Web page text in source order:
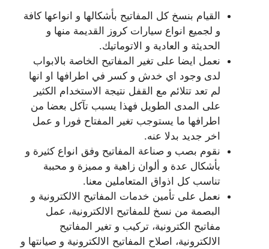
القيام بنسخ كل المفاتيح بأشكالها و انواعها كافة
و لجميع انواع سيارات كروز القديمة منها و
الحديثة و العادية و الاتوماتيك.
نعمل ايضا على تغير المفاتيح الخاصة بالابواب
لدى وجود اي خدش و كسر في اطرافها او انها
لم تعد تتلائم مع القفل نتيجة الاستخدام الكثير
على المدى الطويل فهذا يسبب تآكل بعضا من
اطرافها ما يستوجب تغير المفتاح فورا و عمل
اخر جديد بدلا عنه.
نقوم بصب و صناعة المفاتيح وفق انواع كثيرة و
بأشكال عدة و ألوان زاهية و مميزة و محببة
تناسب كل اذواق المتعاملين معنا.
نعمل على تأمين خدمات المفاتيح الالكترونية و
البصمة من نسخ للمفاتيح الالكترونية، عمل
مفاتيح الكترونية، تركيب و تغير المفاتيح
الالكترونية، اصلاح المفاتيح الالكترونية و صيانتها و